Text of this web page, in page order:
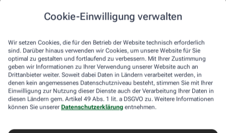
Cookie-Einwilligung verwalten
Wir setzen Cookies, die für den Betrieb der Website technisch erforderlich
sind. Darüber hinaus verwenden wir Cookies, um unsere Website für Sie
optimal zu gestalten und fortlaufend zu verbessern. Mit Ihrer Zustimmung
geben wir Informationen zu Ihrer Verwendung unserer Website auch an
Drittanbieter weiter. Soweit dabei Daten in Ländern verarbeitet werden, in
denen kein angemessenes Datenschutzniveau besteht, stimmen Sie mit Ihrer
Einwilligung zur Nutzung dieser Dienste auch der Verarbeitung Ihrer Daten in
diesen Ländern gem. Artikel 49 Abs. 1 lit. a DSGVO zu. Weitere Informationen
können Sie unserer Datenschutzerklärung entnehmen.
Sommer nämlich oft doppelt so hoch wie bei moderaten
Temperaturen. Trinken wir zu wenig, sind Kopfschmerzen und
Weniger bekannt ist, dass ein Flüssigkeitsmangel auch anderen
Organen zusetzt. So kann Hitzestress auch ernsthaft die Nieren
schädigen – und zwar nachhaltig und auch bei gesunden
Menschen. Als Faustregel gilt: Zwei bis drei Liter täglich sollten es
sein. Die besten Durstlöscher: Mineralwasser, ungesüßte Kräuter-
und Früchtetees oder verdünnte Säfte. Auch wasserreiches Obst
und Gemüse wie Melonen, Gurken oder Tomaten kann
Nierenerkrankungen sollte man die Trinkmenge ärztlich